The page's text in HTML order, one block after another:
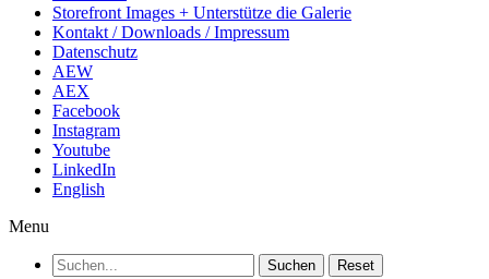
Storefront Images + Unterstütze die Galerie
Kontakt / Downloads / Impressum
Datenschutz
AEW
AEX
Facebook
Instagram
Youtube
LinkedIn
English
Menu
Suchen Reset